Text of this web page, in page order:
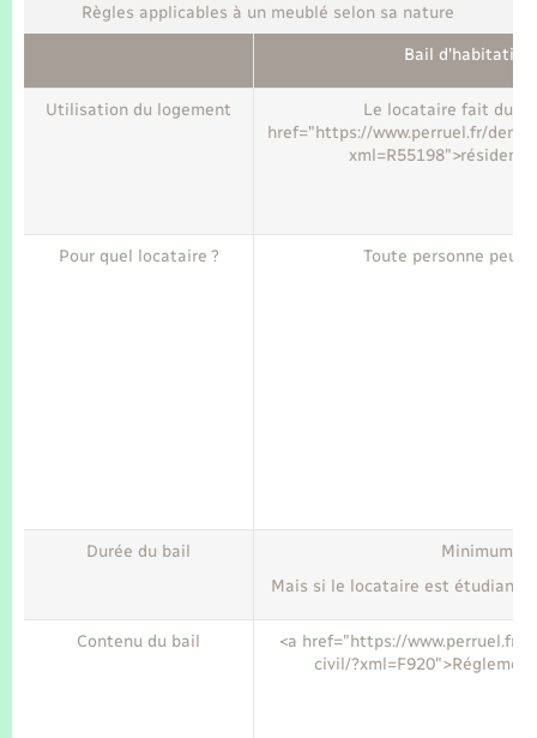
Transports
Voirie et espace public
Règles applicables à un meublé selon sa nature
Bail d'habitation
Utilisation du logement
Le locataire fait du
href="https://www.perruel.fr/
Pour quel locataire ? Toute personne peut
Durée du bail
Minimum :
Mais si le locataire est étudiant,
Contenu du bail
<a href="https://www.perruel.fr/
civil/